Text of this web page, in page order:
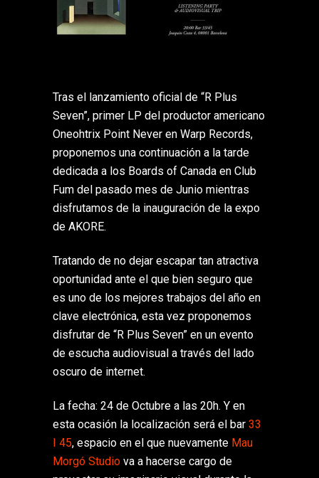
Tras el lanzamiento oficial de “R Plus
Seven”, primer LP del productor americano
Oneohtrix Point Never en Warp Records,
proponemos una continuación a la tarde
dedicada a los Boards of Canada en Club
Fum del pasado mes de Junio mientras
disfrutamos de la inauguración de la expo
de AKORE.
Tratando de no dejar escapar tan atractiva
oportunidad ante el que bien seguro que
es uno de los mejores trabajos del año en
clave electrónica, esta vez proponemos
disfrutar de “R Plus Seven” en un evento
de escucha audiovisual a través del lado
oscuro de internet.
La fecha: 24 de Octubre a las 20h. Y en
esta ocasión la localización será el bar 33
I 45, espacio en el que nuevamente Mau
Morgó Studio va a hacerse cargo de